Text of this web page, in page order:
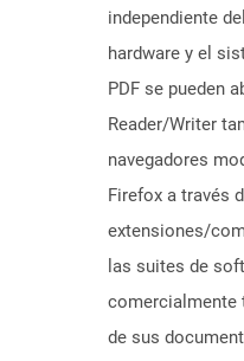
independiente
hardware y el
PDF se pueden
Reader/Writer
navegadores
Firefox a través
extensiones/
las suites de
comercialmente
de sus